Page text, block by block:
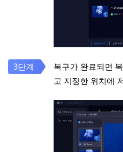
복구가 완료되면
고 지정한 위치에